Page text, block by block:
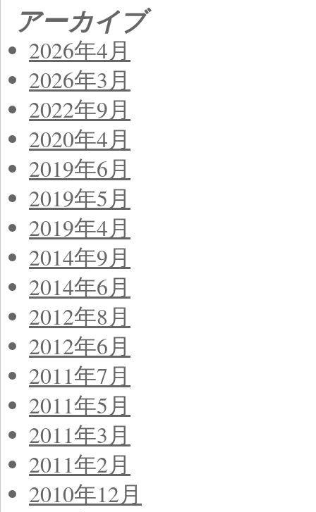
アーカイブ
2026年4月
2026年3月
2022年9月
2020年4月
2019年6月
2019年5月
2019年4月
2014年9月
2014年6月
2012年8月
2012年6月
2011年7月
2011年5月
2011年3月
2011年2月
2010年12月